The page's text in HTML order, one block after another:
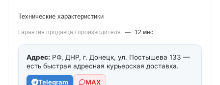
Технические характеристики
Гарантия продавца / производителя — 12 мес.
Адрес: РФ, ДНР, г. Донецк, ул. Постышева 133 —
есть быстрая адресная курьерская доставка.
Telegram МАХ